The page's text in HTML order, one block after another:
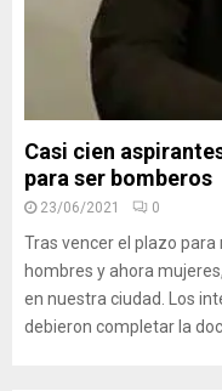
Casi cien
para ser bomberos
23/06/2021 0
Tras vencer el plazo
hombres y ahora
en nuestra ciudad. Los
debieron completar la